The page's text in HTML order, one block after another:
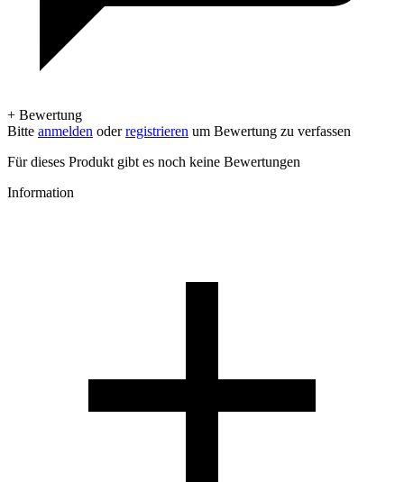
+ Bewertung
Bitte anmelden oderregistrieren um Bewertung zu verfassen
Für dieses Produkt gibt es noch keine Bewertungen
Information